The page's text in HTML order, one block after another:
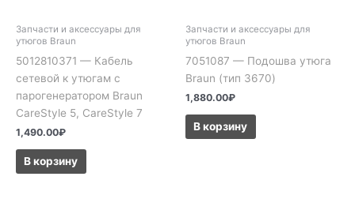
Запчасти и аксессуары для
утюгов Braun
5012810371 — Кабель
сетевой к утюгам с
парогенератором Braun
CareStyle 5, CareStyle 7
1,490.00₽
В корзину
Запчасти и аксессуары для
утюгов Braun
7051087 — Подошва утюга
Braun (тип 3670)
1,880.00₽
В корзину